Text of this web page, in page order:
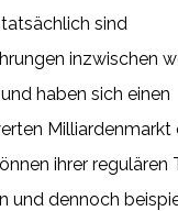
sind
inzwischen
haben sich einen
Milliardenmarkt
ihrer regulären
und dennoch